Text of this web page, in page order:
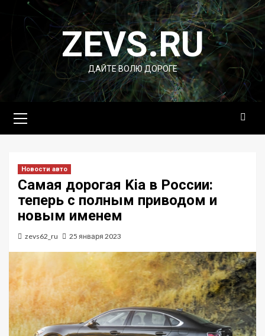
Перейти
содержимомуZEVS.RU
ДАЙТЕ ВОЛЮ ДОРОГЕ
меню
Новости авто
Самая дорогая Kia в России:
теперь с полным приводом и
новым именем
zevs62_ru 25 января 2023